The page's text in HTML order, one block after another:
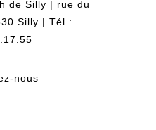
de Silly | rue du
Silly | Tél :
nous